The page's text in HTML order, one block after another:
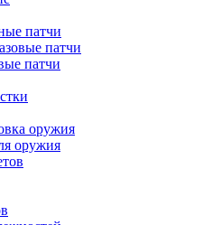
патчи
патчи
патчи
оружия
оружия